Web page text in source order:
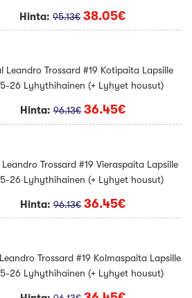
Hinta:95.13€ 38.05€
Leandro Trossard #19 Kotipaita Lapsille
26 Lyhythihainen (+ Lyhyet housut)
Hinta:96.13€ 36.45€
Leandro Trossard #19 Vieraspaita Lapsille
26 Lyhythihainen (+ Lyhyet housut)
Hinta:96.13€ 36.45€
Trossard #19 Kolmaspaita Lapsille
26 Lyhythihainen (+ Lyhyet housut)